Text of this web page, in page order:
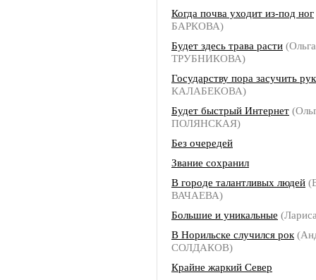
Когда почва уходит из-под ног
БАРКОВА)
Будет здесь трава расти (Ольга
ТРУБНИКОВА)
Государству пора засучить
КАЛАБЕКОВА)
Будет быстрый Интернет
ПОЛЯНСКАЯ)
Без очередей
Звание сохранил
В городе талантливых людей
ВАЧАЕВА)
Большие и уникальные
В Норильске случился рок
СОЛДАКОВ)
Крайне жаркий Север